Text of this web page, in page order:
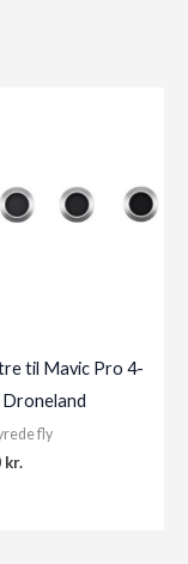
til Mavic Pro 4-
Droneland
fly
kr.